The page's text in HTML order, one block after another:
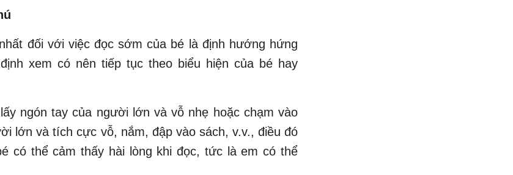
đối với việc đọc sớm của bé là định hướng hứng
xem có nên tiếp tục theo biểu hiện của bé hay
ngón tay của người lớn và vỗ nhẹ hoặc chạm vào
lớn và tích cực vỗ, nắm, đập vào sách, v.v., điều đó
có thể cảm thấy hài lòng khi đọc, tức là em có thể